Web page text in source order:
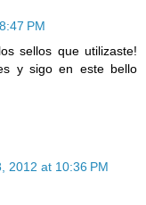
PM
sellos que utilizaste!
y sigo en este bello
2012 at 10:36 PM